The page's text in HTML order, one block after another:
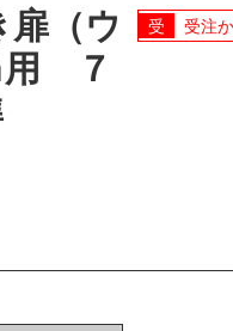
（ウ
用 ７
受注